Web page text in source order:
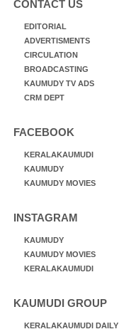
CONTACT US
EDITORIAL
ADVERTISMENTS
CIRCULATION
BROADCASTING
KAUMUDY TV ADS
CRM DEPT
FACEBOOK
KERALAKAUMUDI
KAUMUDY
KAUMUDY MOVIES
INSTAGRAM
KAUMUDY
KAUMUDY MOVIES
KERALAKAUMUDI
KAUMUDI GROUP
KERALAKAUMUDI DAILY